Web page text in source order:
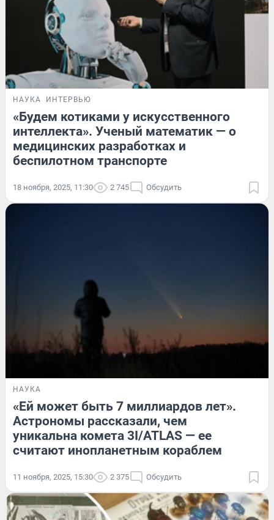
НАУКА ИНТЕРВЬЮ
«Будем котиками у искусственного
интеллекта». Ученый математик — о
медицинских разработках и
беспилотном транспорте
18 ноября, 2025, 11:30 2 745 Обсудить
НАУКА
«Ей может быть 7 миллиардов лет».
Астрономы рассказали, чем
уникальна комета 3I/ATLAS — ее
считают инопланетным кораблем
11 ноября, 2025, 15:30 2 375 Обсудить